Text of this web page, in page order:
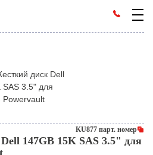
KU877 парт. номер
147GB 15K SAS 3.5" для